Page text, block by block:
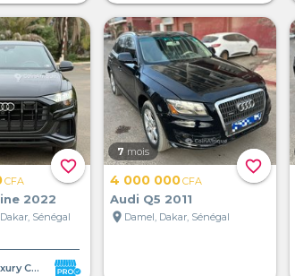
favorite_border
CFA
2022
Sénégal
Dakar Luxury Cars
favorite_border
7 mois
4 000 000CFA
Audi Q5 2011
location_on Damel, Dakar, Sénégal